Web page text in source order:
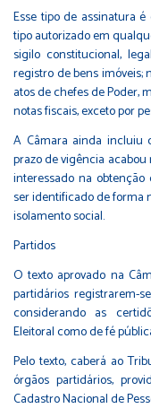
Esse tipo de assinatura
tipo autorizado em
sigilo constitucional,
registro de bens imóveis;
atos de chefes de Poder,
notas fiscais, exceto por
A Câmara ainda incluiu
prazo de vigência acabou
interessado na
ser identificado de forma
isolamento social.
Partidos
O texto aprovado na
partidários registrarem-
considerando as
Eleitoral como de fé
Pelo texto, caberá ao
órgãos partidários,
Cadastro Nacional de